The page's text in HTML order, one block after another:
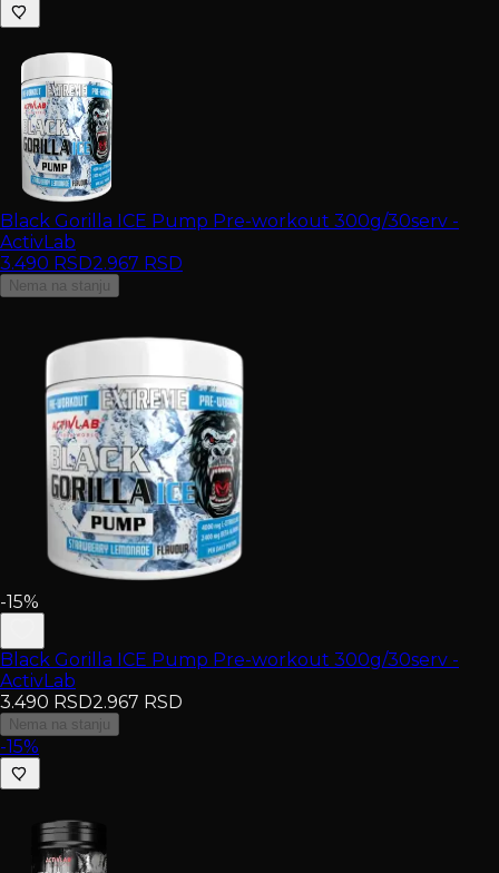
Black Gorilla ICE Pump Pre-workout 300g/30serv -
ActivLab
3.490 RSD2.967 RSD
Nema na stanju
-15%
Black Gorilla ICE Pump Pre-workout 300g/30serv -
ActivLab
3.490 RSD2.967 RSD
Nema na stanju
-15%